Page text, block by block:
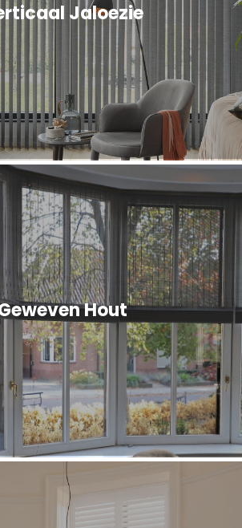
Jaloezie
Hout